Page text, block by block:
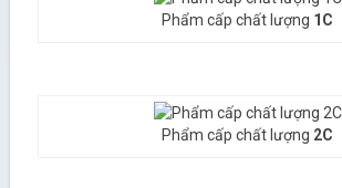
Phẩm cấp chất lượng 1C
Phẩm cấp chất lượng 2C